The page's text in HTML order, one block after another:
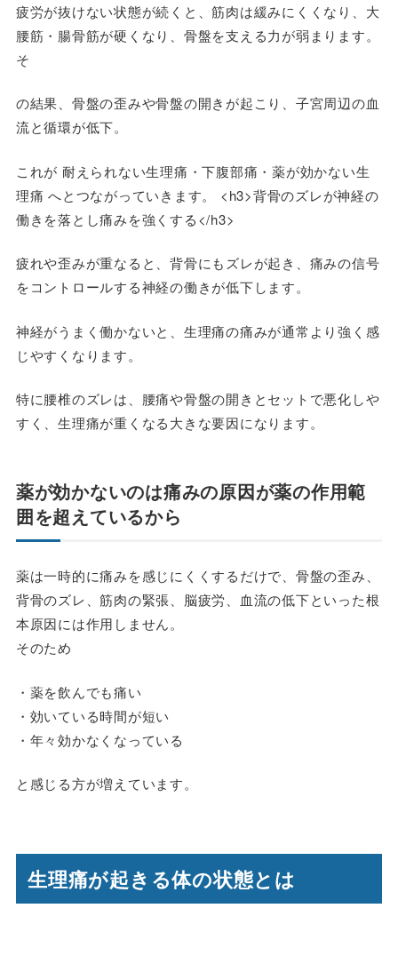
疲労が抜けない状態が続くと、筋肉は緩みにくくなり、大
腰筋・腸骨筋が硬くなり、骨盤を支える力が弱まります。
そ
の結果、骨盤の歪みや骨盤の開きが起こり、子宮周辺の血
流と循環が低下。
これが 耐えられない生理痛・下腹部痛・薬が効かない生
理痛 へとつながっていきます。 <h3>背骨のズレが神経の
働きを落とし痛みを強くする</h3>
疲れや歪みが重なると、背骨にもズレが起き、痛みの信号
をコントロールする神経の働きが低下します。
神経がうまく働かないと、生理痛の痛みが通常より強く感
じやすくなります。
特に腰椎のズレは、腰痛や骨盤の開きとセットで悪化しや
すく、生理痛が重くなる大きな要因になります。
薬が効かないのは痛みの原因が薬の作用範
囲を超えているから
薬は一時的に痛みを感じにくくするだけで、骨盤の歪み、
背骨のズレ、筋肉の緊張、脳疲労、血流の低下といった根
本原因には作用しません。
そのため
・薬を飲んでも痛い
・効いている時間が短い
・年々効かなくなっている
と感じる方が増えています。
生理痛が起きる体の状態とは